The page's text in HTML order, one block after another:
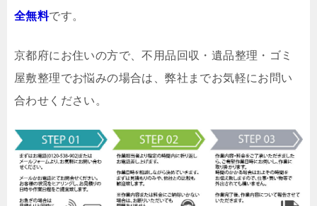
全無料です。
京都府にお住いの方で、不用品回収・遺品整理・ゴミ
屋敷整理でお悩みの場合は、弊社までお気軽にお問い
合わせください。